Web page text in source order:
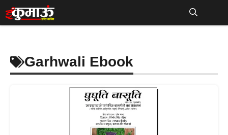
Skip
to
Garhwali Ebook